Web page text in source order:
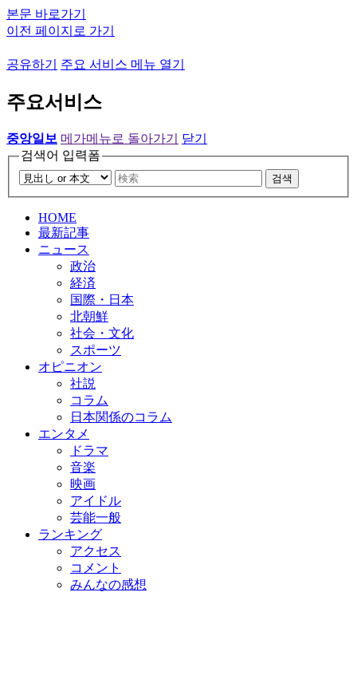
본문 바로가기
이전 페이지로 가기
공유하기 주요 서비스 메뉴 열기
주요서비스
중앙일보 메가메뉴로 돌아가기
닫기
검색어 입력폼
검색
HOME
最新記事
ニュース
政治
経済
国際・日本
北朝鮮
社会・文化
スポーツ
オピニオン
社説
コラム
日本関係のコラム
エンタメ
ドラマ
音楽
映画
アイドル
芸能一般
ランキング
アクセス
コメント
みんなの感想